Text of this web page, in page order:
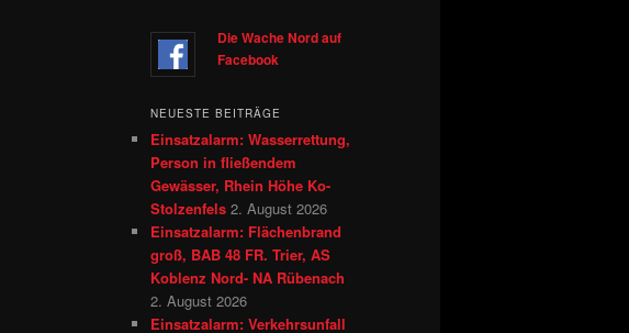
Die Wache Nord auf
Facebook
NEUESTE BEITRÄGE
Einsatzalarm: Wasserrettung,
Person in fließendem
Gewässer, Rhein Höhe Ko-
Stolzenfels 2. August 2026
Einsatzalarm: Flächenbrand
groß, BAB 48 FR. Trier, AS
Koblenz Nord- NA Rübenach
2. August 2026
Einsatzalarm: Verkehrsunfall